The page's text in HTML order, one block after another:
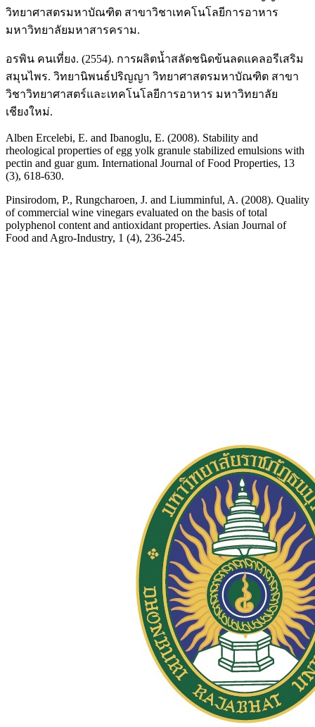
วิทยาศาสตรมหาบัณฑิต สาขาวิชาเทคโนโลยีการอาหาร
มหาวิทยาลัยมหาสารคราม.
อรพิน คนเที่ยง. (2554). การผลิตน้ำสลัดชนิดข้นลดแคลอรีเสริม
สมุนไพร. วิทยานิพนธ์ปริญญา วิทยาศาสตรมหาบัณฑิต สาขา
วิชาวิทยาศาสตร์และเทคโนโลยีการอาหาร มหาวิทยาลัย
เชียงใหม่.
Alben Ercelebi, E. and Ibanoglu, E. (2008). Stability and
rheological properties of egg yolk granule stabilized emulsions with
pectin and guar gum. International Journal of Food Properties, 13
(3), 618-630.
Pinsirodom, P., Rungcharoen, J. and Liumminful, A. (2008). Quality
of commercial wine vinegars evaluated on the basis of total
polyphenol content and antioxidant properties. Asian Journal of
Food and Agro-Industry, 1 (4), 236-245.